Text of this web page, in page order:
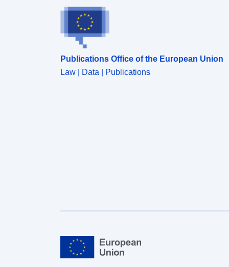
Publications Office of the European Union
Law | Data | Publications